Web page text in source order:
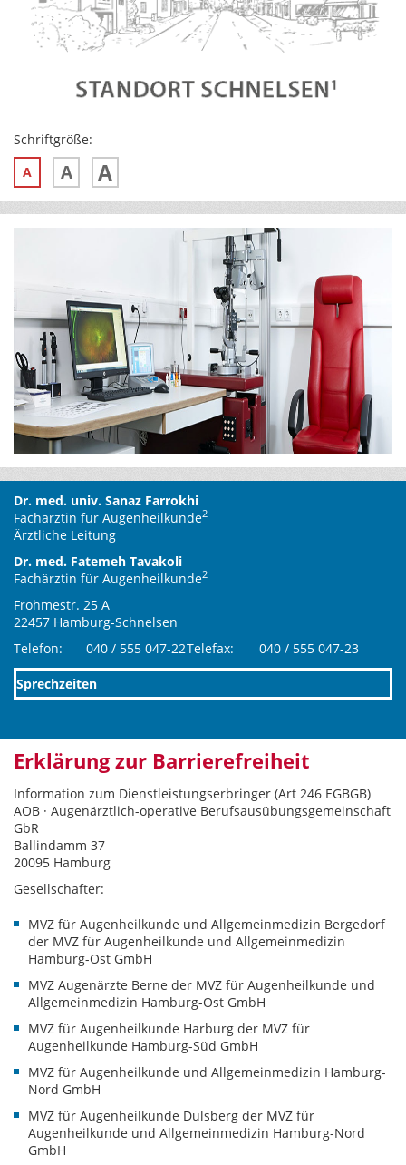
Schriftgröße:
A
A A
Dr. med. univ. Sanaz Farrokhi
Fachärztin für Augenheilkunde2
Ärztliche Leitung
Dr. med. Fatemeh Tavakoli
Fachärztin für Augenheilkunde2
Frohmestr. 25 A
22457 Hamburg-Schnelsen
Telefon:
040 / 555 047-22Telefax: 040 / 555 047-23
Sprechzeiten
Erklärung zur Barrierefreiheit
Information zum Dienstleistungserbringer (Art 246 EGBGB)
AOB · Augenärztlich-operative Berufsausübungsgemeinschaft
GbR
Ballindamm 37
20095 Hamburg
Gesellschafter:
MVZ für Augenheilkunde und Allgemeinmedizin Bergedorf
der MVZ für Augenheilkunde und Allgemeinmedizin
Hamburg-Ost GmbH
MVZ Augenärzte Berne der MVZ für Augenheilkunde und
Allgemeinmedizin Hamburg-Ost GmbH
MVZ für Augenheilkunde Harburg der MVZ für
Augenheilkunde Hamburg-Süd GmbH
MVZ für Augenheilkunde und Allgemeinmedizin Hamburg-
Nord GmbH
MVZ für Augenheilkunde Dulsberg der MVZ für
Augenheilkunde und Allgemeinmedizin Hamburg-Nord
GmbH